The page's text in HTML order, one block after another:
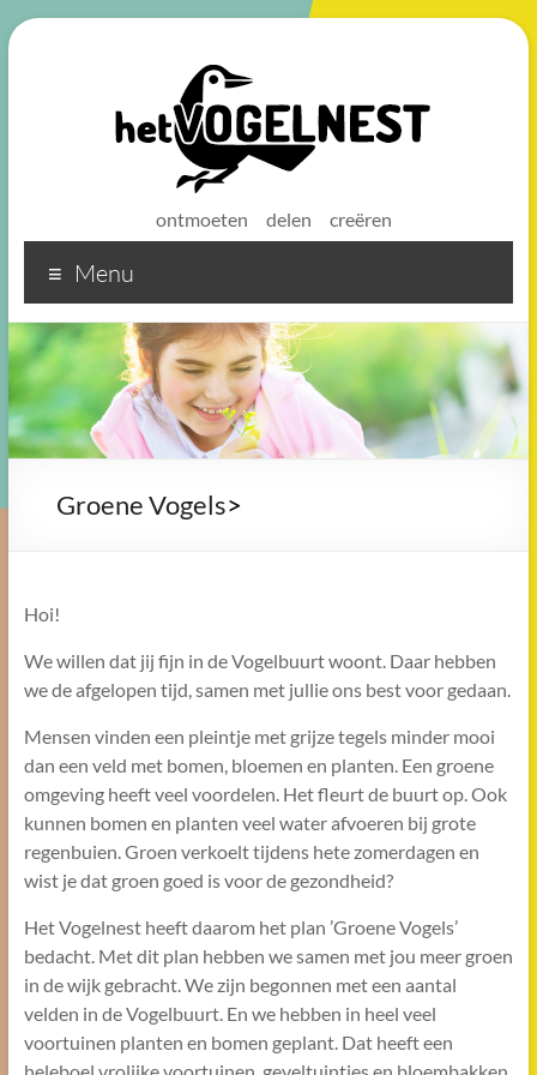
ontmoeten delen creëren
Het
Vogelnest
Sterke
koffie
voor
sterke
Menu
>
Groene Vogels
Hoi!
We willen dat jij fijn in de Vogelbuurt woont. Daar hebben
we de afgelopen tijd, samen met jullie ons best voor gedaan.
Mensen vinden een pleintje met grijze tegels minder mooi
dan een veld met bomen, bloemen en planten. Een groene
omgeving heeft veel voordelen. Het fleurt de buurt op. Ook
kunnen bomen en planten veel water afvoeren bij grote
regenbuien. Groen verkoelt tijdens hete zomerdagen en
wist je dat groen goed is voor de gezondheid?
Het Vogelnest heeft daarom het plan ’Groene Vogels’
bedacht. Met dit plan hebben we samen met jou meer groen
in de wijk gebracht. We zijn begonnen met een aantal
velden in de Vogelbuurt. En we hebben in heel veel
voortuinen planten en bomen geplant. Dat heeft een
heleboel vrolijke voortuinen, geveltuintjes en bloembakken